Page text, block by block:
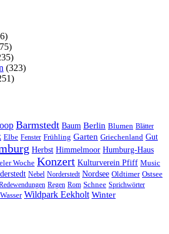
(323)
Barmstedt Baum Berlin Blumen Blätter
Elbe Fenster Frühling Garten Griechenland Gut
Herbst Himmelmoor Humburg-Haus
Woche Konzert Kulturverein Pfiff Music
Nebel Norderstedt Nordsee Oldtimer Ostsee
Regen Rom Schnee Sprichwörter
Wasser Wildpark Eekholt Winter